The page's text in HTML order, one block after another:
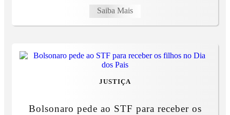
Saiba Mais
JUSTIÇA
Bolsonaro pede ao STF para receber os